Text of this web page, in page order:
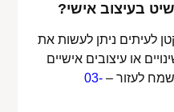
בעיצוב אישי?
לעיתים ניתן לעשות את
או עיצובים אישיים
לעזור –03-